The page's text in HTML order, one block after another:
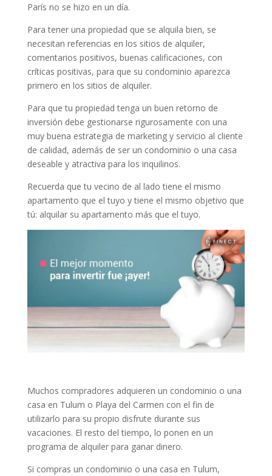
París no se hizo en un día.
Para tener una propiedad que se alquila bien, se
necesitan referencias en los sitios de alquiler,
comentarios positivos, buenas calificaciones, con
críticas positivas, para que su condominio aparezca
primero en los sitios de alquiler.
Para que tu propiedad tenga un buen retorno de
inversión debe gestionarse rigurosamente con una
muy buena estrategia de marketing y servicio al cliente
de calidad, además de ser un condominio o una casa
deseable y atractiva para los inquilinos.
Recuerda que tu vecino de al lado tiene el mismo
apartamento que el tuyo y tiene el mismo objetivo que
tú: alquilar su apartamento más que el tuyo.
Muchos compradores adquieren un condominio o una
casa en Tulum o Playa del Carmen con el fin de
utilizarlo para su propio disfrute durante sus
vacaciones. El resto del tiempo, lo ponen en un
programa de alquiler para ganar dinero.
Si compras un condominio o una casa en Tulum,